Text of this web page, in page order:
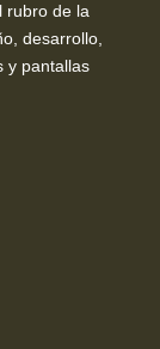
rubro de la
desarrollo,
y pantallas